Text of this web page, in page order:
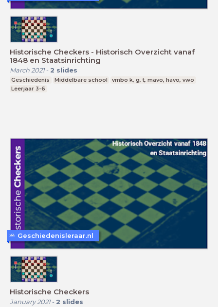
Historische Checkers - Historisch Overzicht vanaf
1848 en Staatsinrichting
March 2021- 2 slides
Geschiedenis Middelbare school
vmbo k, g, t, mavo, havo, vwo
Leerjaar 3-6
Historische Checkers
January 2021- 2 slides
Geschiedenisleraar.nl